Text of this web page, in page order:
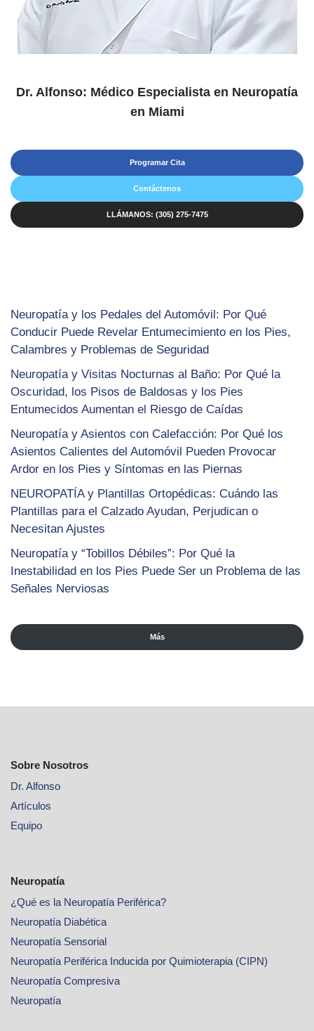
Dr. Alfonso: Médico Especialista en Neuropatía
en Miami
Programar Cita
Contáctenos
LLÁMANOS: (305) 275-7475
Neuropatía y los Pedales del Automóvil: Por Qué
Conducir Puede Revelar Entumecimiento en los Pies,
Calambres y Problemas de Seguridad
Neuropatía y Visitas Nocturnas al Baño: Por Qué la
Oscuridad, los Pisos de Baldosas y los Pies
Entumecidos Aumentan el Riesgo de Caídas
Neuropatía y Asientos con Calefacción: Por Qué los
Asientos Calientes del Automóvil Pueden Provocar
Ardor en los Pies y Síntomas en las Piernas
NEUROPATÍA y Plantillas Ortopédicas: Cuándo las
Plantillas para el Calzado Ayudan, Perjudican o
Necesitan Ajustes
Neuropatía y “Tobillos Débiles”: Por Qué la
Inestabilidad en los Pies Puede Ser un Problema de las
Señales Nerviosas
Más
Sobre Nosotros
Dr. Alfonso
Artículos
Equipo
Neuropatía
¿Qué es la Neuropatía Periférica?
Neuropatía Diabética
Neuropatía Sensorial
Neuropatía Periférica Inducida por Quimioterapia (CIPN)
Neuropatía Compresiva
Neuropatía